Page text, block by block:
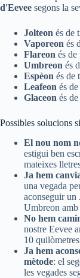
d'Eevee segons la
Jolteon és de
Vaporeon és
Flareon és
Umbreon és
Espèon és de
Leafeon és
Glaceon és
Possibles solucions
El nou nom
estigui ben
mateixes
Ja hem
una vegada
aconseguir un
Umbreon amb
No hem
nostre Eevee
10
Ja hem
mètode: el
les vegades